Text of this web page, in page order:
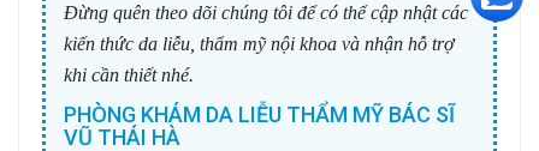
Đừng quên theo dõi chúng tôi để có thể cập nhật các
kiến thức da liễu, thẩm mỹ nội khoa và nhận hỗ trợ
khi cần thiết nhé.
PHÒNG KHÁM DA LIỄU THẨM MỸ BÁC SĨ
VŨ THÁI HÀ